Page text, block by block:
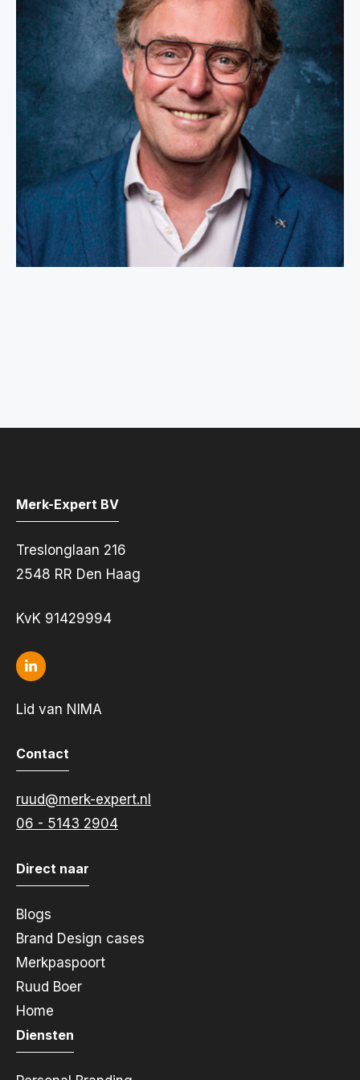
Merk-Expert BV
Treslonglaan 216
2548 RR Den Haag
KvK 91429994
Lid van NIMA
Contact
ruud@merk-expert.nl
06 - 5143 2904
Direct naar
Blogs
Brand Design cases
Merkpaspoort
Ruud Boer
Home
Diensten